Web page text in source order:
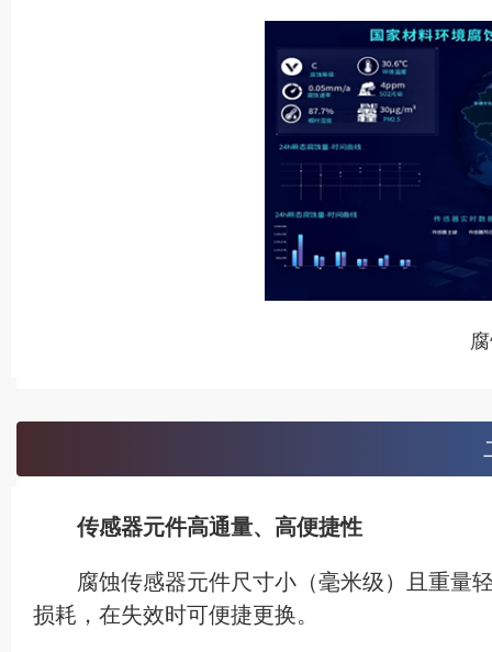
传感器元件高通量、高便捷性
腐蚀传感器元件尺寸小（毫米级）且重量
损耗，在失效时可便捷更换。